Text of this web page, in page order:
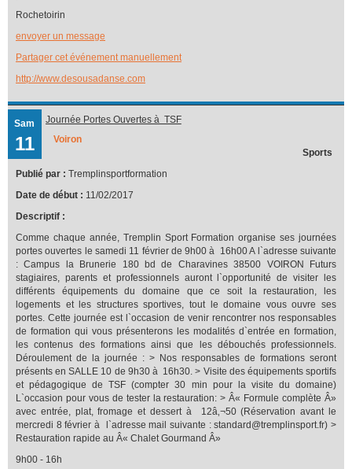
Rochetoirin
envoyer un message
Partager cet événement manuellement
http://www.desousadanse.com
Sam
11
Journée Portes Ouvertes à TSF
Voiron
Sports
Publié par : Tremplinsportformation
Date de début : 11/02/2017
Descriptif :
Comme chaque année, Tremplin Sport Formation organise ses journées
portes ouvertes le samedi 11 février de 9h00 à 16h00 A l`adresse suivante
: Campus la Brunerie 180 bd de Charavines 38500 VOIRON Futurs
stagiaires, parents et professionnels auront l`opportunité de visiter les
différents équipements du domaine que ce soit la restauration, les
logements et les structures sportives, tout le domaine vous ouvre ses
portes. Cette journée est l`occasion de venir rencontrer nos responsables
de formation qui vous présenterons les modalités d`entrée en formation,
les contenus des formations ainsi que les débouchés professionnels.
Déroulement de la journée : > Nos responsables de formations seront
présents en SALLE 10 de 9h30 à 16h30. > Visite des équipements sportifs
et pédagogique de TSF (compter 30 min pour la visite du domaine)
L`occasion pour vous de tester la restauration: > Â« Formule complète Â»
avec entrée, plat, fromage et dessert à 12â‚¬50 (Réservation avant le
mercredi 8 février à l`adresse mail suivante : standard@tremplinsport.fr) >
Restauration rapide au Â« Chalet Gourmand Â»
9h00 - 16h